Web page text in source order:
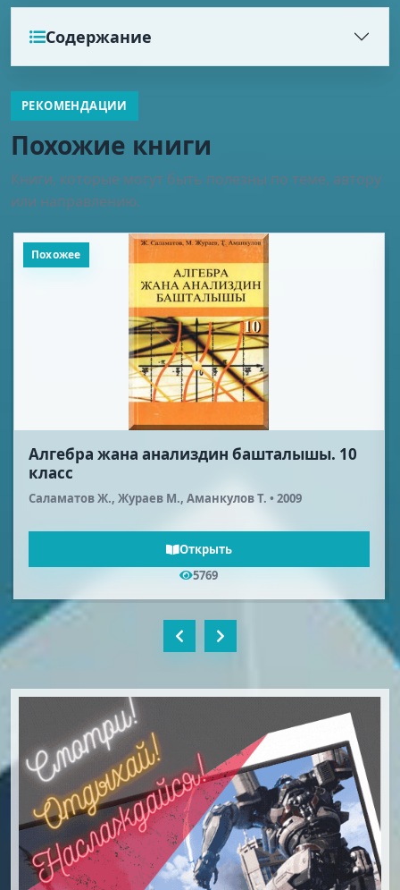
Содержание
РЕКОМЕНДАЦИИ
Похожие книги
Книги, которые могут быть полезны по теме, автору
или направлению.
анализдин башталышы. 10
М., Аманкулов Т. • 2009
Физика. 10